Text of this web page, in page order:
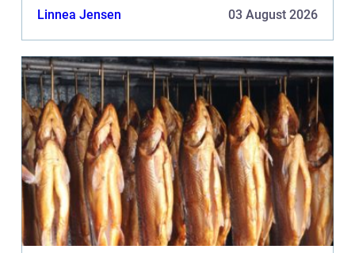
oplevelser, hvor de har indtaget for ...
Linnea Jensen 03 August 2026